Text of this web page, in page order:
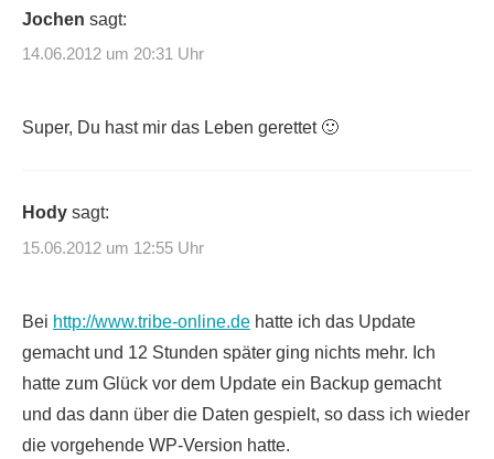
Jochen sagt:
14.06.2012 um 20:31 Uhr
Super, Du hast mir das Leben gerettet 🙂
Hody sagt:
15.06.2012 um 12:55 Uhr
Bei http://www.tribe-online.de hatte ich das Update
gemacht und 12 Stunden später ging nichts mehr. Ich
hatte zum Glück vor dem Update ein Backup gemacht
und das dann über die Daten gespielt, so dass ich wieder
die vorgehende WP-Version hatte.